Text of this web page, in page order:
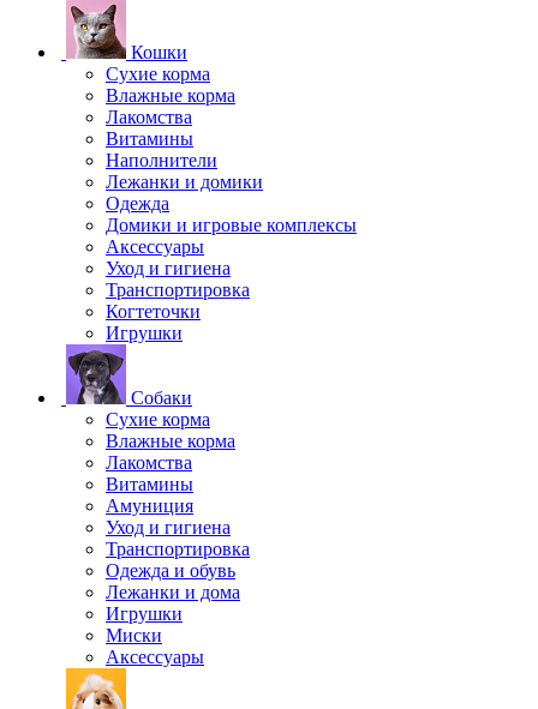
Кошки
Сухие корма
Влажные корма
Лакомства
Витамины
Наполнители
Лежанки и домики
Одежда
Домики и игровые комплексы
Аксессуары
Уход и гигиена
Транспортировка
Когтеточки
Игрушки
Собаки
Сухие корма
Влажные корма
Лакомства
Витамины
Амуниция
Уход и гигиена
Транспортировка
Одежда и обувь
Лежанки и дома
Игрушки
Миски
Аксессуары